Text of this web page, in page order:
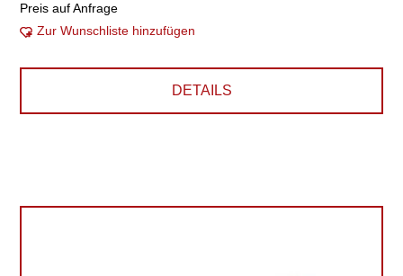
Preis auf Anfrage
Zur Wunschliste hinzufügen
DETAILS